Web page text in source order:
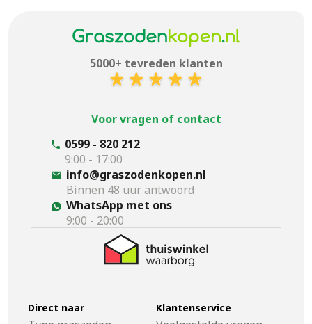
5000+ tevreden klanten
Voor vragen of contact
0599 - 820 212
9:00 - 17:00
info@graszodenkopen.nl
Binnen 48 uur antwoord
WhatsApp met ons
9:00 - 20:00
Direct naar Klantenservice